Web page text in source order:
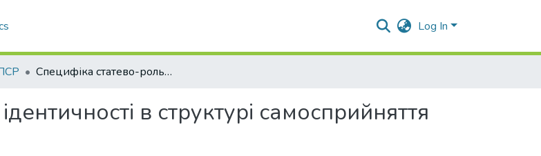
Log In
Специфіка статево-рольової ідентичності в структурі самосприйняття особистості
в структурі самосприйняття